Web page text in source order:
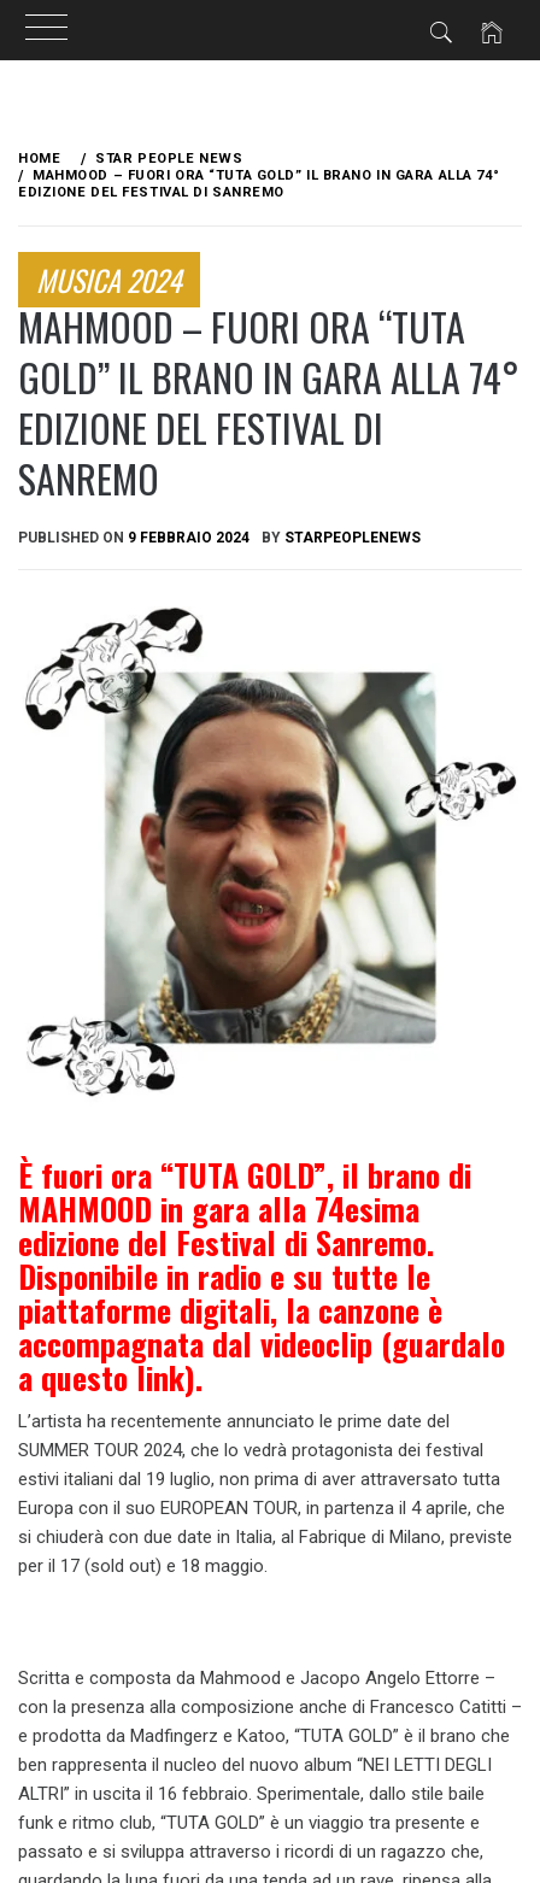
content
HOME
STAR PEOPLE NEWS
MAHMOOD – FUORI ORA “TUTA GOLD” IL BRANO IN GARA ALLA 74°
EDIZIONE DEL FESTIVAL DI SANREMO
MUSICA 2024
MAHMOOD – FUORI ORA “TUTA
GOLD” IL BRANO IN GARA ALLA 74°
EDIZIONE DEL FESTIVAL DI
SANREMO
PUBLISHED ON 9 FEBBRAIO 2024 BY STARPEOPLENEWS
È fuori ora “TUTA GOLD”, il brano di
MAHMOOD in gara alla 74esima
edizione del Festival di Sanremo.
Disponibile in radio e su tutte le
piattaforme digitali, la canzone è
accompagnata dal videoclip (guardalo
a questo link).
L’artista ha recentemente annunciato le prime date del
SUMMER TOUR 2024, che lo vedrà protagonista dei festival
estivi italiani dal 19 luglio, non prima di aver attraversato tutta
Europa con il suo EUROPEAN TOUR, in partenza il 4 aprile, che
si chiuderà con due date in Italia, al Fabrique di Milano, previste
per il 17 (sold out) e 18 maggio.
Scritta e composta da Mahmood e Jacopo Angelo Ettorre –
con la presenza alla composizione anche di Francesco Catitti –
e prodotta da Madfingerz e Katoo, “TUTA GOLD” è il brano che
ben rappresenta il nucleo del nuovo album “NEI LETTI DEGLI
ALTRI” in uscita il 16 febbraio. Sperimentale, dallo stile baile
funk e ritmo club, “TUTA GOLD” è un viaggio tra presente e
passato e si sviluppa attraverso i ricordi di un ragazzo che,